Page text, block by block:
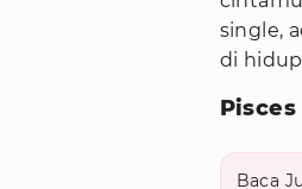
single,
di
Baca